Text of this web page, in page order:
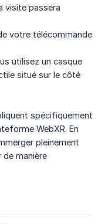
visite passera
votre télécommande
utilisez un casque
situé sur le côté
spécifiquement
WebXR. En
pleinement
de manière